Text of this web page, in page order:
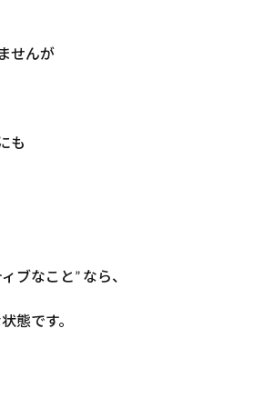
せんが
も
ブなこと” なら、
態です。